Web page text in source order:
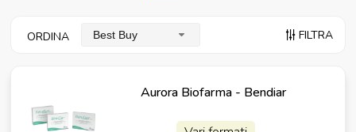
ORDINA Best Buy FILTRA
Aurora Biofarma - Bendiar